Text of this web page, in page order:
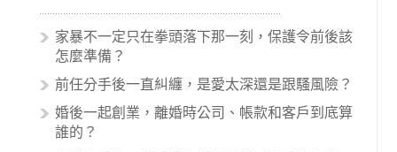
顧失當、醫療費用的收取。雖然醫學進步，但醫
生與病患之間引起的糾紛還是經常發生。很多案
例中最後都走向訴訟流程，我們如果不幸遇到相
的內容其實非常多，有些案例…
家暴不一定只在拳頭落下那一刻，保護令前後該
怎麼準備？
前任分手後一直糾纏，是愛太深還是跟騷風險？
婚後一起創業，離婚時公司、帳款和客戶到底算
誰的？